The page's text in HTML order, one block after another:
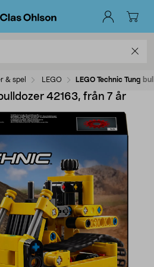
& spel LEGO LEGO Technic Tung
42163, från 7 år